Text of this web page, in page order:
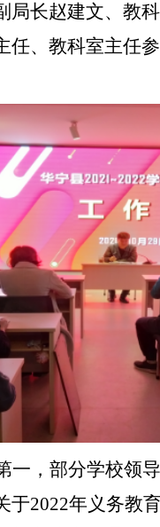
局长赵建文、教
任、教科室主任
一， 部分学校领
于2022年义务教